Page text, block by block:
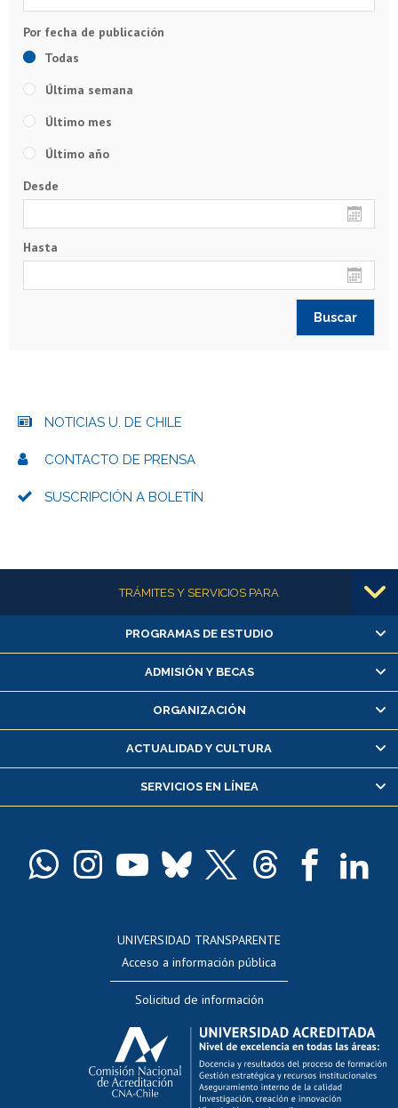
Todas
Última semana
Último mes
Último año
Desde
Hasta
NOTICIAS U. DE CHILE
CONTACTO DE PRENSA
SUSCRIPCIÓN A BOLETÍN
Más informaciónTRÁMITES Y SERVICIOS PARA
Alumnas/os y exalumnas/os
Matrícula en línea
Inscripción y cambio de asignaturas
Consulta y certificado de notas
Servicio médico y dental
Pago de arancel y crédito alumnos
Docentes
Evaluación docente
Calificación académica
Postulación al AUCAI
Funcionarias/os
PROGRAMAS DE ESTUDIO
ADMISIÓN Y BECAS
ORGANIZACIÓN
ACTUALIDAD Y CULTURA
SERVICIOS EN LÍNEA
UNIVERSIDAD TRANSPARENTE
Acceso a información pública
Solicitud de información